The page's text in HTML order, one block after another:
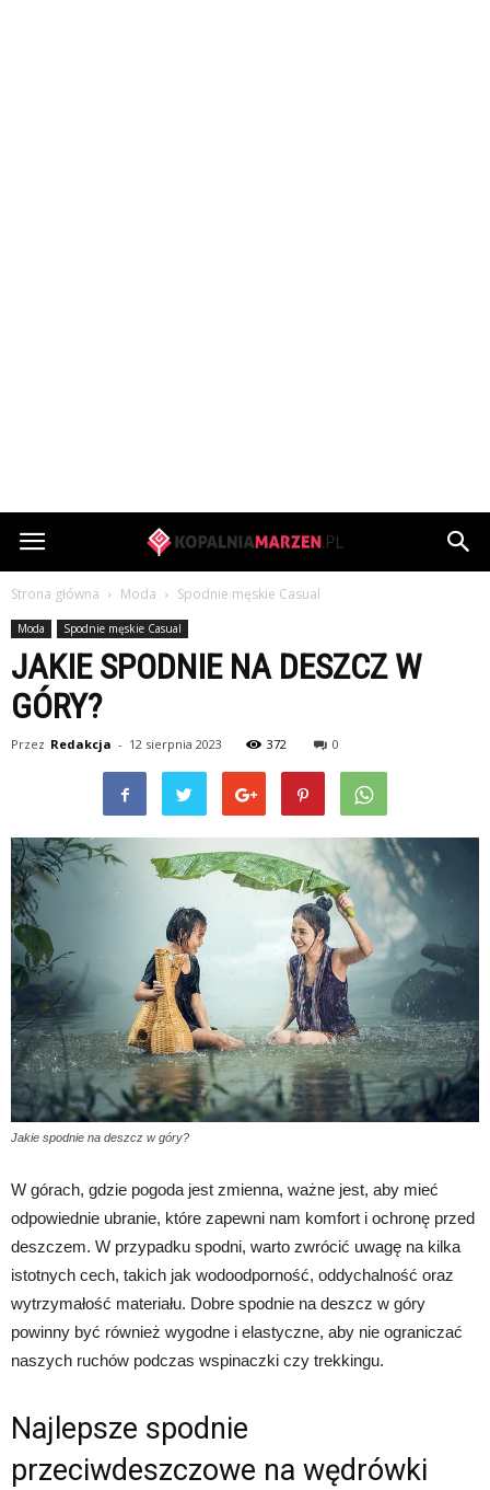
KopalniaMarzen.pl
Strona główna Moda Spodnie męskie Casual
Moda Spodnie męskie Casual
JAKIE SPODNIE NA DESZCZ W
GÓRY?
Przez Redakcja - 12 sierpnia 2023 372 0
Jakie spodnie na deszcz w góry?
W górach, gdzie pogoda jest zmienna, ważne jest, aby mieć
odpowiednie ubranie, które zapewni nam komfort i ochronę przed
deszczem. W przypadku spodni, warto zwrócić uwagę na kilka
istotnych cech, takich jak wodoodporność, oddychalność oraz
wytrzymałość materiału. Dobre spodnie na deszcz w góry
powinny być również wygodne i elastyczne, aby nie ograniczać
naszych ruchów podczas wspinaczki czy trekkingu.
Najlepsze spodnie
przeciwdeszczowe na wędrówki